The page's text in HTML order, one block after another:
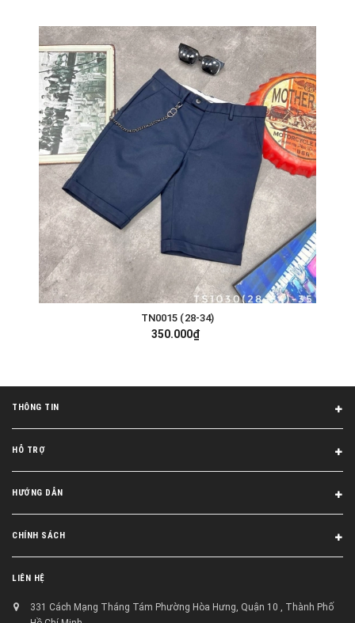
TN0015 (28-34)
350.000₫
THÔNG TIN
HỖ TRỢ
HƯỚNG DẪN
CHÍNH SÁCH
LIÊN HỆ
331 Cách Mạng Tháng Tám Phường Hòa Hưng, Quận 10 , Thành Phố